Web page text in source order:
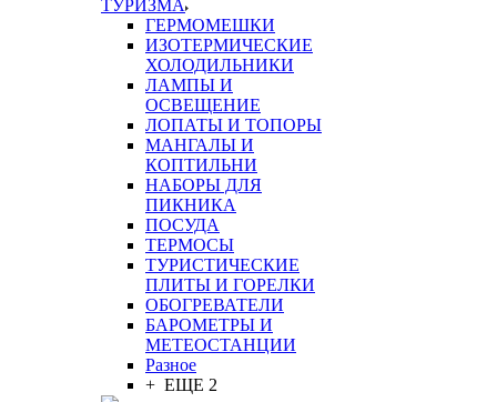
ТУРИЗМА
ГЕРМОМЕШКИ
ИЗОТЕРМИЧЕСКИЕ
ХОЛОДИЛЬНИКИ
ЛАМПЫ И
ОСВЕЩЕНИЕ
ЛОПАТЫ И ТОПОРЫ
МАНГАЛЫ И
КОПТИЛЬНИ
НАБОРЫ ДЛЯ
ПИКНИКА
ПОСУДА
ТЕРМОСЫ
ТУРИСТИЧЕСКИЕ
ПЛИТЫ И ГОРЕЛКИ
ОБОГРЕВАТЕЛИ
БАРОМЕТРЫ И
МЕТЕОСТАНЦИИ
Разное
+ ЕЩЕ 2